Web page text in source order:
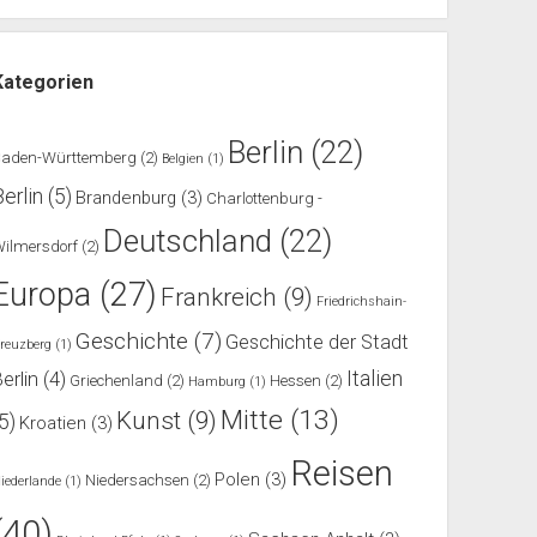
Württemberg (2) Belgien (1) Berlin (22)
(5) Brandenburg (3) Charlottenburg -
(2) Deutschland (22)
(27) Frankreich (9) Friedrichshain-
(1) Geschichte (7) Geschichte der Stadt
(4) Griechenland (2) Hamburg (1) Hessen (2) Italien
Kroatien (3) Kunst (9) Mitte (13)
(1) Niedersachsen (2) Polen (3) Reisen